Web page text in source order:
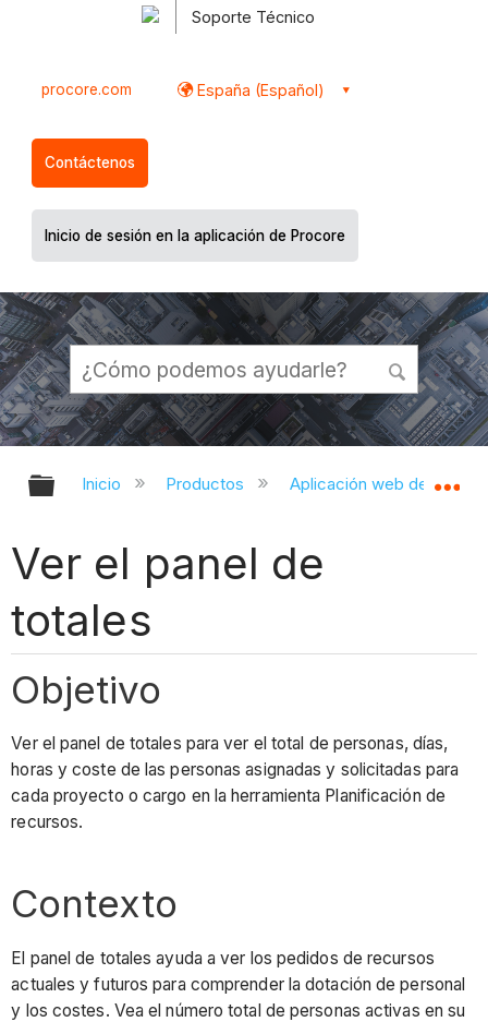
Soporte Técnico
procore.com España (Español)
Contáctenos
Inicio de sesión en la aplicación de Procore
Expandir/contraer jerarquía global
Inicio Productos Aplicación web de
Ver el panel de
totales
Objetivo
Ver el panel de totales para ver el total de personas, días,
horas y coste de las personas asignadas y solicitadas para
cada proyecto o cargo en la herramienta Planificación de
recursos.
Contexto
El panel de totales ayuda a ver los pedidos de recursos
actuales y futuros para comprender la dotación de personal
y los costes. Vea el número total de personas activas en su